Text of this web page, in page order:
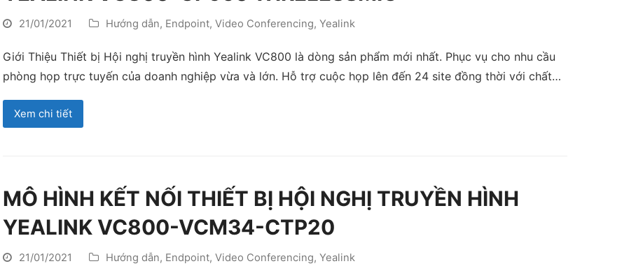
21/01/2021 Hướng dẫn, Endpoint, Video Conferencing, Yealink
Giới Thiệu Thiết bị Hội nghị truyền hình Yealink VC800 là dòng sản phẩm mới nhất. Phục vụ cho nhu cầu
phòng họp trực tuyến của doanh nghiệp vừa và lớn. Hỗ trợ cuộc họp lên đến 24 site đồng thời với chất…
Xem chi tiết
MÔ HÌNH KẾT NỐI THIẾT BỊ HỘI NGHỊ TRUYỀN HÌNH
YEALINK VC800-VCM34-CTP20
21/01/2021 Hướng dẫn, Endpoint, Video Conferencing, Yealink